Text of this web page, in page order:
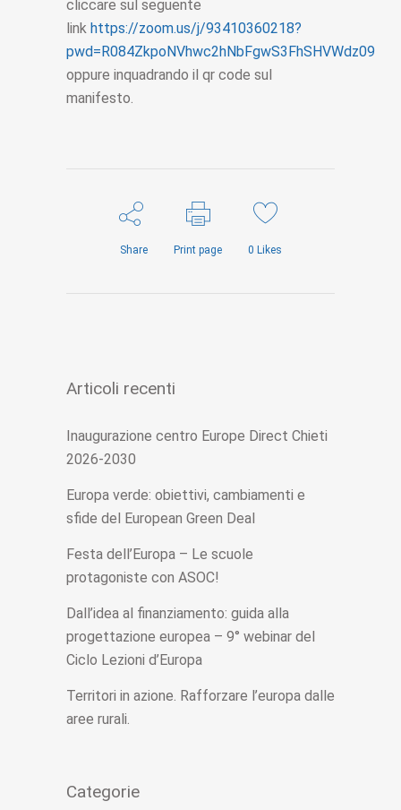
cliccare sul seguente
link https://zoom.us/j/93410360218?
pwd=R084ZkpoNVhwc2hNbFgwS3FhSHVWdz09
oppure inquadrando il qr code sul
manifesto.
Share Print page 0 Likes
Articoli recenti
Inaugurazione centro Europe Direct Chieti
2026-2030
Europa verde: obiettivi, cambiamenti e
sfide del European Green Deal
Festa dell’Europa – Le scuole
protagoniste con ASOC!
Dall’idea al finanziamento: guida alla
progettazione europea – 9° webinar del
Ciclo Lezioni d’Europa
Territori in azione. Rafforzare l’europa dalle
aree rurali.
Categorie